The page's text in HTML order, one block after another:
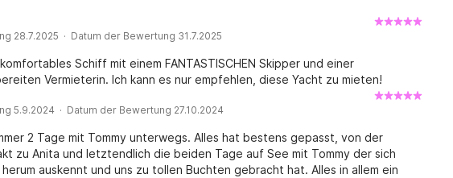
28.7.2025 · Datum der Bewertung 31.7.2025
Schiff mit einem FANTASTISCHEN Skipper und einer
Vermieterin. Ich kann es nur empfehlen, diese Yacht zu mieten!
5.9.2024 · Datum der Bewertung 27.10.2024
2 Tage mit Tommy unterwegs. Alles hat bestens gepasst, von der
zu Anita und letztendlich die beiden Tage auf See mit Tommy der sich
auskennt und uns zu tollen Buchten gebracht hat. Alles in allem ein